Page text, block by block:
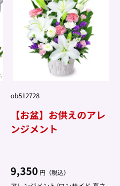
ob512728
【お盆】お供えのアレ
ンジメント
9,350 円（税込）